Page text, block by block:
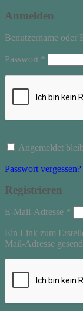
Anmelden
Benutzername oder
Passwort *
Angemeldet
Passwort vergessen?
Registrieren
E-Mail-Adresse *
Ein Link zum
Mail-Adresse